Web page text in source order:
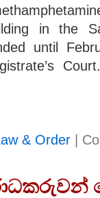
in the
until
& Order|